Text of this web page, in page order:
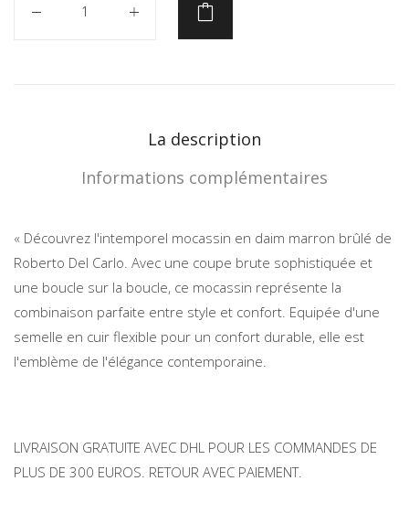
La description
Informations complémentaires
« Découvrez l'intemporel mocassin en daim marron brûlé de
Roberto Del Carlo. Avec une coupe brute sophistiquée et
une boucle sur la boucle, ce mocassin représente la
combinaison parfaite entre style et confort. Equipée d'une
semelle en cuir flexible pour un confort durable, elle est
l'emblème de l'élégance contemporaine.
LIVRAISON GRATUITE AVEC DHL POUR LES COMMANDES DE
PLUS DE 300 EUROS. RETOUR AVEC PAIEMENT.